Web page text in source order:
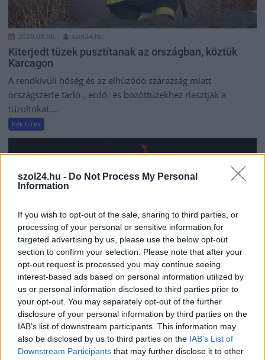
szol24.hu - Do Not Process My Personal
Information
If you wish to opt-out of the sale, sharing to third parties, or
processing of your personal or sensitive information for
targeted advertising by us, please use the below opt-out
section to confirm your selection. Please note that after your
opt-out request is processed you may continue seeing
interest-based ads based on personal information utilized by
us or personal information disclosed to third parties prior to
your opt-out. You may separately opt-out of the further
disclosure of your personal information by third parties on the
IAB’s list of downstream participants. This information may
also be disclosed by us to third parties on the IAB’s List of
Downstream Participants that may further disclose it to other
2026.08.06. szol24.hu
Kiterjedt tüzek pusztítanak az országban, köztük
Karcagon
A rendkívüli hőség és az elhúzódó szárazság miatt
országszerte tarló-, erdő- és bozóttüzekhez riasztják a
tűzoltókat....
Kék hírek
2026.08.05. Horváth Zsolt
Hatalmas lángok csaptak fel Szolnokon
Nem indult nyugodtan a szerda reggel Szolnokon, ugyanis